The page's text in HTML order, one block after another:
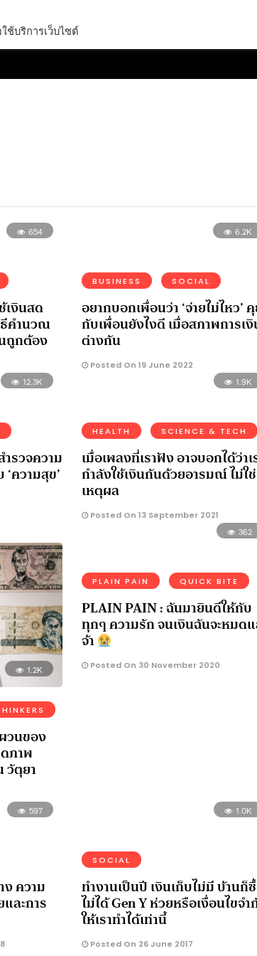
654
เงินสด
ธีคำนวณ
ถูกต้อง
6.2K
BUSINESS SOCIAL
อยากบอกเพื่อนว่า ‘จ่ายไม่ไหว’
กับเพื่อนยังไงดี เมื่อสภาพการเ
ต่างกัน
Posted On 19 June 2022
12.3K
รวจความ
ความสุข’
1.9K
HEALTH SCIENCE & TECH
เมื่อเพลงที่เราฟัง อาจบอกได้ว่าเ
กำลังใช้เงินกันด้วยอารมณ์ ไม่ใช่
เหตุผล
Posted On 13 September 2021
1.2K
วนของ
ภาพ
วัตุยา
362
PLAIN PAIN QUICK BITE
PLAIN PAIN : ฉันมายินดีให้กับ
ทุกๆ ความรัก จนเงินฉันจะหมด
จ้า
Posted On 30 November 2020
597
ความ
ละการ
1.0K
SOCIAL
ทำงานเป็นปี เงินเก็บไม่มี บ้านก็
ไม่ได้ Gen Y ห่วยหรือเงื่อนไขจ
ให้เราทำได้เท่านี้
Posted On 26 June 2017
ใช้บริการเว็บไซต์